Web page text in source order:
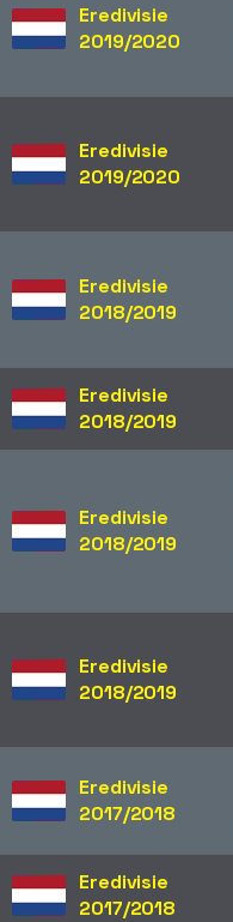
Eredivisie
2019/2020
Eredivisie
2019/2020
Eredivisie
2018/2019
Eredivisie
2018/2019
Eredivisie
2018/2019
Eredivisie
2018/2019
Eredivisie
2017/2018
Eredivisie
2017/2018